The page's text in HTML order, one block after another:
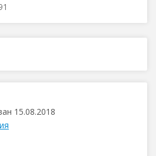
15.08.2018